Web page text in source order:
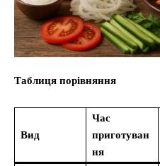
Таблиця порівняння
Вид
Час
приготуван
ня